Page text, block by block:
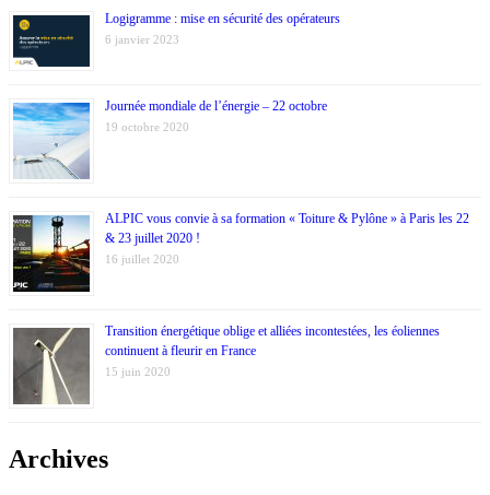
Logigramme : mise en sécurité des opérateurs
6 janvier 2023
Journée mondiale de l’énergie – 22 octobre
19 octobre 2020
ALPIC vous convie à sa formation « Toiture & Pylône » à Paris les 22
& 23 juillet 2020 !
16 juillet 2020
Transition énergétique oblige et alliées incontestées, les éoliennes
continuent à fleurir en France
15 juin 2020
Archives